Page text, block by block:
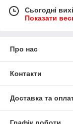
Сьогодні
Показати
Про нас
Контакти
Доставка та
Графік роботи